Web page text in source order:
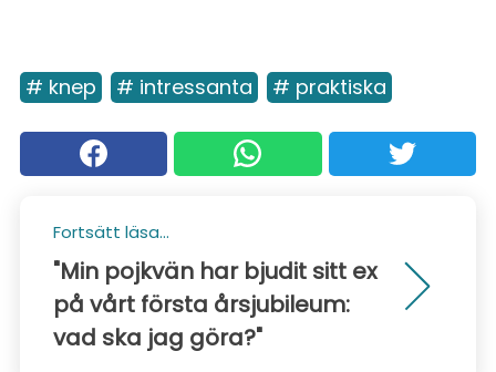
# knep # intressanta # praktiska
Fortsätt läsa...
"Min pojkvän har bjudit sitt ex
på vårt första årsjubileum:
vad ska jag göra?"